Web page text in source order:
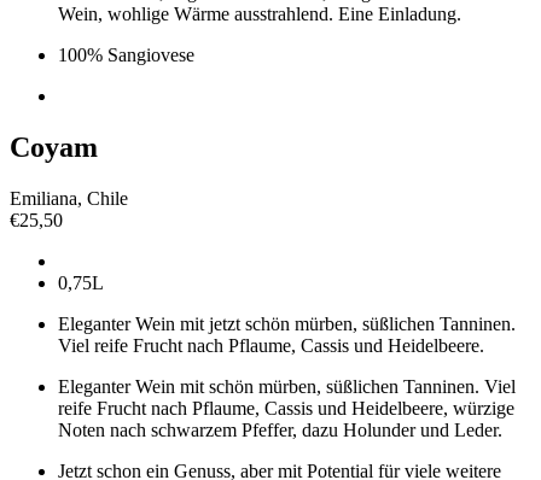
Wein, wohlige Wärme ausstrahlend. Eine Einladung.
100% Sangiovese
Coyam
Emiliana, Chile
€25,50
0,75L
Eleganter Wein mit jetzt schön mürben, süßlichen Tanninen.
Viel reife Frucht nach Pflaume, Cassis und Heidelbeere.
Eleganter Wein mit schön mürben, süßlichen Tanninen. Viel
reife Frucht nach Pflaume, Cassis und Heidelbeere, würzige
Noten nach schwarzem Pfeffer, dazu Holunder und Leder.
Jetzt schon ein Genuss, aber mit Potential für viele weitere